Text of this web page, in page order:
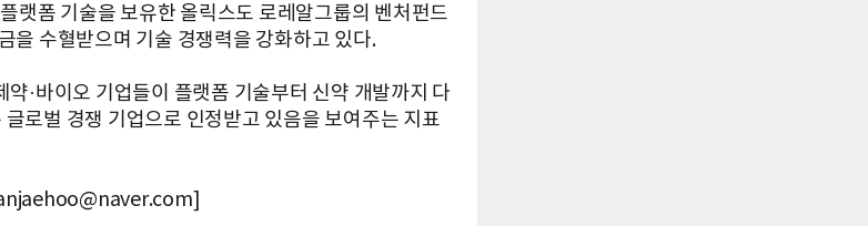
랫폼 기술을 보유한 올릭스도 로레알그룹의 벤처펀드
을 수혈받으며 기술 경쟁력을 강화하고 있다.
약·바이오 기업들이 플랫폼 기술부터 신약 개발까지 다
로벌 경쟁 기업으로 인정받고 있음을 보여주는 지표